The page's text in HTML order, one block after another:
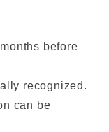
before
recognized.
can be